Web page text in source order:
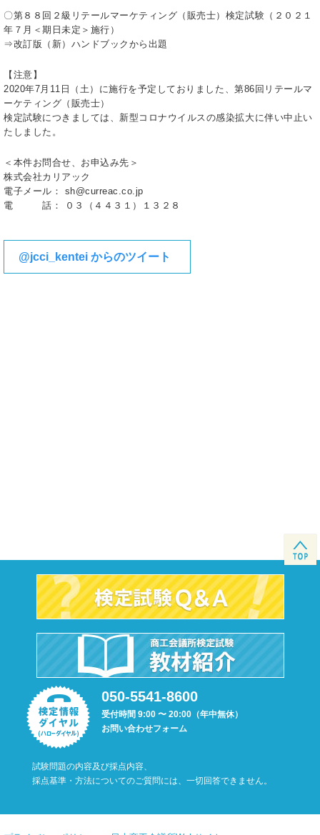
〇第８８回２級リテールマーケティング（販売士）検定試験（２０２１
年７月＜期日未定＞施行）
⇒改訂版（新）ハンドブックから出題
【注意】
2020年7月11日（土）に施行を予定しておりました、第86回リテールマ
ーケティング（販売士）
検定試験につきましては、新型コロナウイルスの感染拡大に伴い中止い
たしました。
＜本件お問合せ、お申込み先＞
株式会社カリアック
電子メール： sh@curreac.co.jp
電 話： ０３（４４３１）１３２８
@jcci_kentei からのツイート
050-5541-8600
受付時間 9:00 〜 20:00（年中無休）
お問い合わせフォーム
試験問題の内容及び採点内容、
採点基準・方法についてのご質問には、一切回答できません。